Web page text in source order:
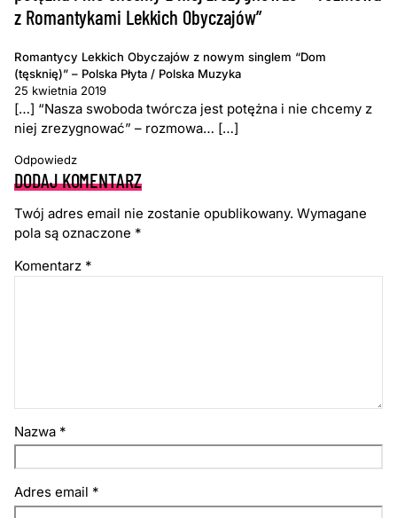
z Romantykami Lekkich Obyczajów”
Romantycy Lekkich Obyczajów z nowym singlem “Dom
(tęsknię)” – Polska Płyta / Polska Muzyka
25 kwietnia 2019
[…] “Nasza swoboda twórcza jest potężna i nie chcemy z
niej zrezygnować” – rozmowa… […]
Odpowiedz
DODAJ KOMENTARZ
Twój adres email nie zostanie opublikowany. Wymagane
pola są oznaczone *
Komentarz *
Nazwa *
Adres email *